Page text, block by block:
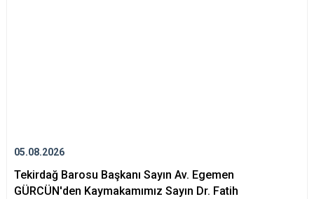
05.08.2026
Tekirdağ Barosu Başkanı Sayın Av. Egemen
GÜRCÜN'den Kaymakamımız Sayın Dr. Fatih